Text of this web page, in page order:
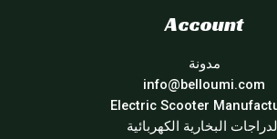
Account
مدونة
info@belloumi.com
Electric Scooter
الدراجات البخارية الكهربائية